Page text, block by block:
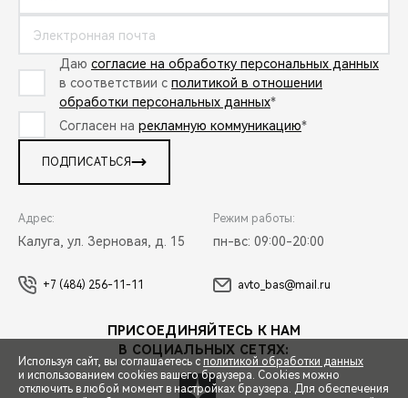
Даю согласие на обработку персональных данных
в соответствии с политикой в отношении
обработки персональных данных*
Согласен на рекламную коммуникацию*
ПОДПИСАТЬСЯ
Адрес:
Калуга, ул. Зерновая, д. 15
Режим работы:
пн-вс: 09:00-20:00
+7 (484) 256-11-11 avto_bas@mail.ru
ПРИСОЕДИНЯЙТЕСЬ К НАМ
В СОЦИАЛЬНЫХ СЕТЯХ:
Используя сайт, вы соглашаетесь с политикой обработки данных
и использованием cookies вашего браузера. Cookies можно
отключить в любой момент в настройках браузера. Для обеспечения